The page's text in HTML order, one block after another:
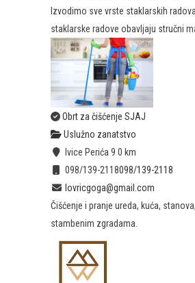
Izvodimo sve vrste staklarskih
staklarske radove obavljaju stručni
Obrt za čišćenje SJAJ
Uslužno zanatstvo
Ivice Perića 9 0 km
098/139-2118098/139-2118
lovricgoga@gmail.com
Čišćenje i pranje ureda, kuća,
stambenim zgradama.